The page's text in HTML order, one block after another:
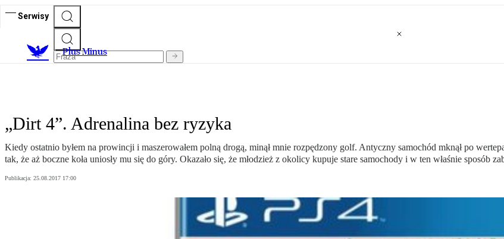
Serwisy
Plus Minus
„Dirt 4”. Adrenalina bez ryzyka
Kiedy ostatnio byłem na prowincji i maszerowałem polną drogą, minął mnie rozpędzony golf. Antyczny samochód mknął po
tak, że aż boczne koła uniosły mu się do góry. Okazało się, że młodzież z okolicy kupuje stare samochody i w ten właśnie sposób
Publikacja: 25.08.2017 17:00